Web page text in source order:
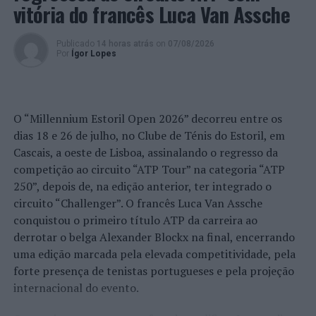
Jorge
A partir daqui, as condições começaram a cair um pouco
respetivas baterias. João Moreira venceu Gony
Zubizarreta noheat12 e Arron Strong foi superado por
Francisco Mittermayer noheat14.
Depois dos homens, foi a vez de entrar na água a ronda
inaugural feminina. Ao contrário do que se tinha
passado até então, logo noheat1 houve a grande
surpresa do dia, com a eliminação datop seedGabriela
Dinis, numa bateria vencida por Maria Dias e com Érica
Máximo a ficar na segunda posição. No entanto, esta foi
mesmo a única exceção ao longo dos 28
vitória do francês Luca Van Assche
Publicado 14 horas atrás on 07/08/2026
Por
Ígor Lopes
O “Millennium Estoril Open 2026” decorreu entre os
dias 18 e 26 de julho, no Clube de Ténis do Estoril, em
Cascais, a oeste de Lisboa, assinalando o regresso da
competição ao circuito “ATP Tour” na categoria “ATP
250”, depois de, na edição anterior, ter integrado o
circuito “Challenger”. O francês Luca Van Assche
conquistou o primeiro título ATP da carreira ao
derrotar o belga Alexander Blockx na final, encerrando
uma edição marcada pela elevada competitividade, pela
forte presença de tenistas portugueses e pela projeção
internacional do evento.